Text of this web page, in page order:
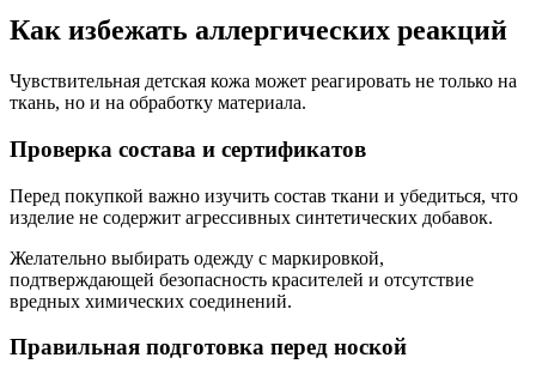
Как избежать аллергических реакций
Чувствительная детская кожа может реагировать не только на
ткань, но и на обработку материала.
Проверка состава и сертификатов
Перед покупкой важно изучить состав ткани и убедиться, что
изделие не содержит агрессивных синтетических добавок.
Желательно выбирать одежду с маркировкой,
подтверждающей безопасность красителей и отсутствие
вредных химических соединений.
Правильная подготовка перед ноской